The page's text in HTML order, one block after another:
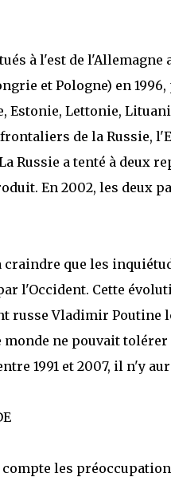
à l'est de
et Pologne) en
Lettonie,
de la Russie,
Russie a tenté à deux
En 2002, les deux
craindre que les
l'Occident. Cette
russe Vladimir Poutine
ne pouvait
1991 et 2007, il n'y
les